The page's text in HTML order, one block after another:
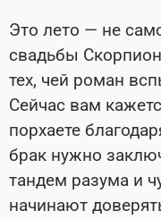
Это лето — не
свадьбы
тех, чей роман
Сейчас вам
порхаете
брак нужно
тандем разума и
начинают